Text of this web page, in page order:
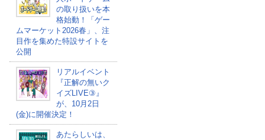
の取り扱いを本
格始動！「ゲー
ムマーケット2026春」、注
目作を集めた特設サイトを
公開
リアルイベント
『正解の無いク
イズLIVE③』
が、10月2日
(金)に開催決定！
あたらしいは、